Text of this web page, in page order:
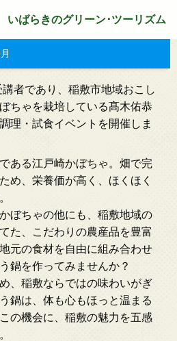
いばらきのグリーン･ツーリズム
者であり、稲敷市地域おこし
ちゃを栽培している髙木佑恭
理・試食イベントを開催しま
ある江戸崎かぼちゃ。畑で完
め、栄養価が高く、ほくほく
ぼちゃの他にも、稲敷地域の
た、こだわりの農産品を豊富
元の食材を自由に組み合わせ
鍋を作ってみませんか？
、稲敷ならではの味わいがぎ
鍋は、体も心もほっと温まる
の機会に、稲敷の魅力を五感